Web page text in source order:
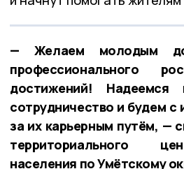
— Желаем молодым
профессионального
достижений! Надеемся
сотрудничество и будем с
за их карьерным путём, —
территориального
населения по Умётскому